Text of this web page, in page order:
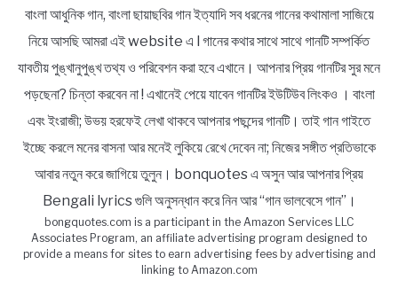
বাংলা আধুনিক গান, বাংলা ছায়াছবির গান ইত্যাদি সব ধরনের গানের কথামালা সাজিয়ে
নিয়ে আসছি আমরা এই website এ l গানের কথার সাথে সাথে গানটি সম্পর্কিত
যাবতীয় পুঙ্খানুপুঙ্খ তথ্য ও পরিবেশন করা হবে এখানে। আপনার প্রিয় গানটির সুর মনে
পড়ছেনা? চিন্তা করবেন না ! এখানেই পেয়ে যাবেন গানটির ইউটিউব লিংকও । বাংলা
এবং ইংরাজী; উভয় হরফেই লেখা থাকবে আপনার পছন্দের গানটি। তাই গান গাইতে
ইচ্ছে করলে মনের বাসনা আর মনেই লুকিয়ে রেখে দেবেন না; নিজের সঙ্গীত প্রতিভাকে
আবার নতুন করে জাগিয়ে তুলুন। bonquotes এ অসুন আর আপনার প্রিয়
Bengali lyrics গুলি অনুসন্ধান করে নিন আর “গান ভালবেসে গান”।
bongquotes.com is a participant in the Amazon Services LLC
Associates Program, an affiliate advertising program designed to
provide a means for sites to earn advertising fees by advertising and
linking to Amazon.com